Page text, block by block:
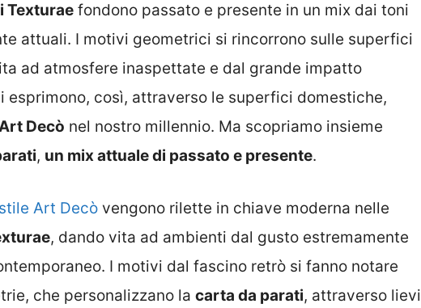
Texturae fondono passato e presente in un mix dai toni
attuali. I motivi geometrici si rincorrono sulle superfici
ad atmosfere inaspettate e dal grande impatto
esprimono, così, attraverso le superfici domestiche,
Decò nel nostro millennio. Ma scopriamo insieme
, un mix attuale di passato e presente.
stile Art Decò vengono rilette in chiave moderna nelle
, dando vita ad ambienti dal gusto estremamente
I motivi dal fascino retrò si fanno notare
che personalizzano la carta da parati, attraverso lievi